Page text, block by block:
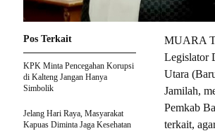
MUARA
Legislator
Utara
Jamilah,
Pemkab
terkait,
Pos Terkait
KPK Minta Pencegahan Korupsi
di Kalteng Jangan Hanya
Simbolik
Jelang Hari Raya, Masyarakat
Kapuas Diminta Jaga Kesehatan